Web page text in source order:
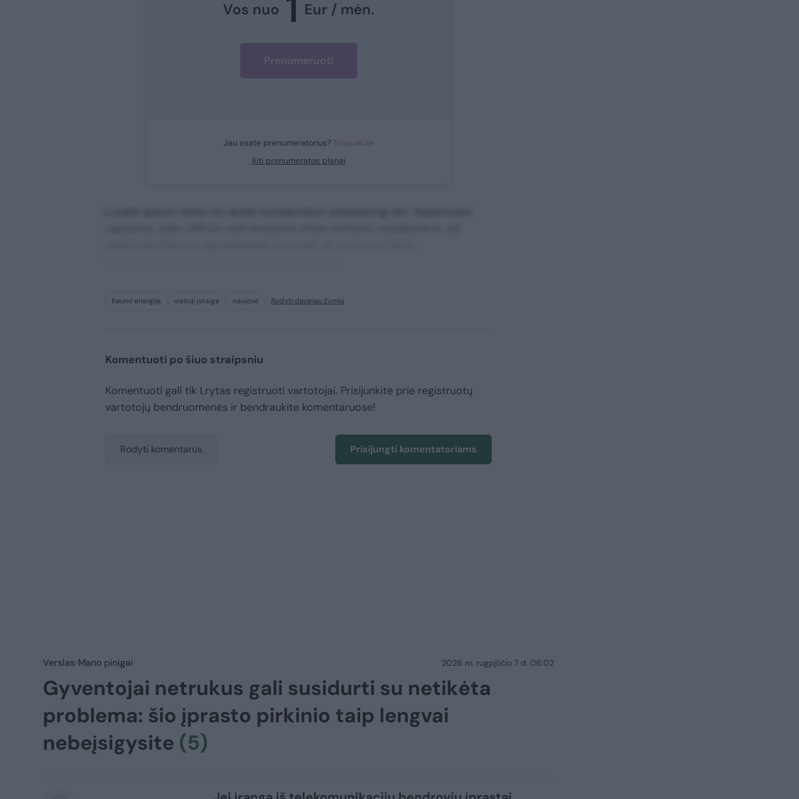
Vos nuo Eur / mėn.
Prenumeruoti
Jau esate prenumeratorius? Prisijunkite
Kiti prenumeratos planai
Kauno energija viešoji įstaiga naujovė Rodyti daugiau žymių
Komentuoti po šiuo straipsniu
Komentuoti gali tik Lrytas registruoti vartotojai. Prisijunkite prie registruotų
vartotojų bendruomenės ir bendraukite komentaruose!
Rodyti komentarus Prisijungti komentatoriams
Verslas Mano pinigai 2026 m. rugpjūčio 7 d. 06:02
Gyventojai netrukus gali susidurti su netikėta
problema: šio įprasto pirkinio taip lengvai
nebeįsigysite (5)